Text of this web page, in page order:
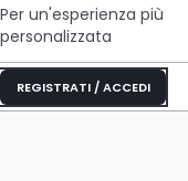
Per un'esperienza più
personalizzata
REGISTRATI / ACCEDI